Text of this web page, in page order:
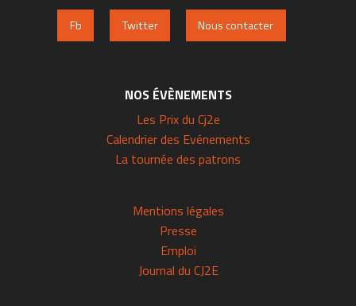
Fb Twitter Nous contacter
NOS ÉVÈNEMENTS
Les Prix du Cj2e
Calendrier des Evénements
La tournée des patrons
Mentions légales
Presse
Emploi
Journal du CJ2E